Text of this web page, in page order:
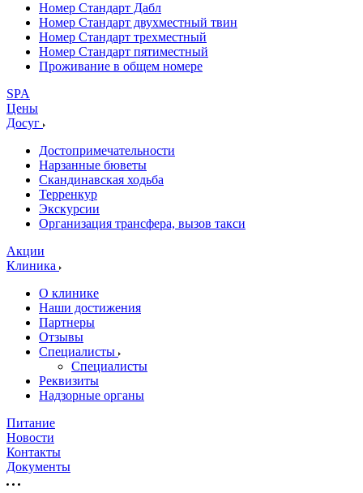
Номер Стандарт Дабл
Номер Стандарт двухместный твин
Номер Стандарт трехместный
Номер Стандарт пятиместный
Проживание в общем номере
SPA
Цены
Досуг
Достопримечательности
Нарзанные бюветы
Скандинавская ходьба
Терренкур
Экскурсии
Организация трансфера, вызов такси
Акции
Клиника
О клинике
Наши достижения
Партнеры
Отзывы
Специалисты
Специалисты
Реквизиты
Надзорные органы
Питание
Новости
Контакты
Документы